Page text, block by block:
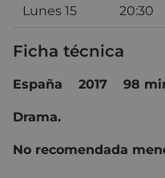
Lunes 15 20:30
Ficha técnica
España 2017 98
Drama.
No recomendada